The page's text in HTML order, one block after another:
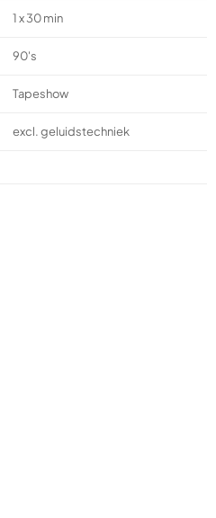
1 x 30 min
90's
Tapeshow
excl. geluidstechniek